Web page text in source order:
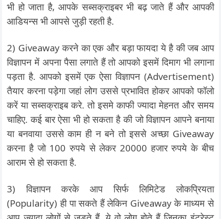
भी हो जाता है, आपके सब्सक्राइबर भी बढ़ जाते हैं और आपकी
आडियन्स भी आपसे जुड़ी रहती है.
2) Giveaway करने का एक और बड़ा फायदा ये है की जब आप
विज्ञापन में अपना पैसा लगाते हैं तो आपको इसमें दिमाग भी लगाना
पड़ता है. आपको इसमें एक ऐसा विज्ञापन (Advertisement)
तैयार करना पड़ेगा जहां लोग उससे प्रभावित होकर आपको फॉलो
करें या सब्सक्राइब करे. तो इसमे काफी ज्यादा मेहनत और समय
चाहिए. कई बार ऐसा भी हो सकता है की जो विज्ञापन आपने बनाया
या बनवाया उससे काम ही न बने तो इससे अच्छा Giveaway
करना है जो 100 रुपये से लेकर 20000 हजार रुपये के बीच
आराम से हो सकता है.
3) विज्ञापन करके आप सिर्फ लिमिटेड लोकप्रियता
(Popularity) ही पा सकते हैं लेकिन Giveaway के माध्यम से